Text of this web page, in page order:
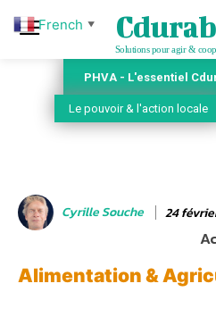
Solutions pour agir &
PHVA - L'essentiel
Le pouvoir & l'action locale
Cyrille Souche 24
Alimentation &
French ▼